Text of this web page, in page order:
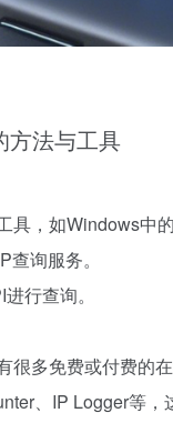
方法与工具
具，如Windows中
询服务。
行查询。
很多免费或付费的
、IP Logger等，